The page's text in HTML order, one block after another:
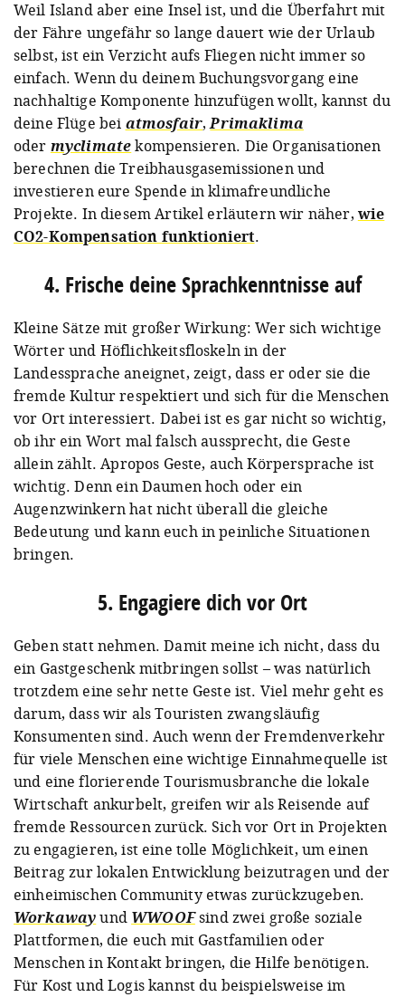
Weil Island aber eine Insel ist, und die Überfahrt mit
der Fähre ungefähr so lange dauert wie der Urlaub
selbst, ist ein Verzicht aufs Fliegen nicht immer so
einfach. Wenn du deinem Buchungsvorgang eine
nachhaltige Komponente hinzufügen wollt, kannst du
deine Flüge bei atmosfair,Primaklima
oder myclimatekompensieren. Die Organisationen
berechnen die Treibhausgasemissionen und
investieren eure Spende in klimafreundliche
Projekte. In diesem Artikel erläutern wir näher, wie
CO2-Kompensation funktioniert.
4. Frische deine Sprachkenntnisse auf
Kleine Sätze mit großer Wirkung: Wer sich wichtige
Wörter und Höflichkeitsfloskeln in der
Landessprache aneignet, zeigt, dass er oder sie die
fremde Kultur respektiert und sich für die Menschen
vor Ort interessiert. Dabei ist es gar nicht so wichtig,
ob ihr ein Wort mal falsch aussprecht, die Geste
allein zählt. Apropos Geste, auch Körpersprache ist
wichtig. Denn ein Daumen hoch oder ein
Augenzwinkern hat nicht überall die gleiche
Bedeutung und kann euch in peinliche Situationen
bringen.
5. Engagiere dich vor Ort
Geben statt nehmen. Damit meine ich nicht, dass du
ein Gastgeschenk mitbringen sollst – was natürlich
trotzdem eine sehr nette Geste ist. Viel mehr geht es
darum, dass wir als Touristen zwangsläufig
Konsumenten sind. Auch wenn der Fremdenverkehr
für viele Menschen eine wichtige Einnahmequelle ist
und eine florierende Tourismusbranche die lokale
Wirtschaft ankurbelt, greifen wir als Reisende auf
fremde Ressourcen zurück. Sich vor Ort in Projekten
zu engagieren, ist eine tolle Möglichkeit, um einen
Beitrag zur lokalen Entwicklung beizutragen und der
einheimischen Community etwas zurückzugeben.
Workawayund WWOOFsind zwei große soziale
Plattformen, die euch mit Gastfamilien oder
Menschen in Kontakt bringen, die Hilfe benötigen.
Für Kost und Logis kannst du beispielsweise im